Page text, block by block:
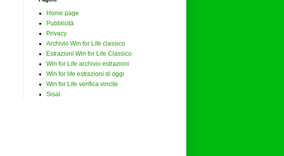
Home page
Pubblicità
Privacy
Archivio Win for Life classico
Estrazioni Win for Life Classico
Win for Life archivio estrazioni
Win for life estrazioni di oggi
Win for Life verifica vincite
Sisal